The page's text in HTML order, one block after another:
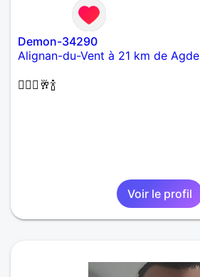
Demon-34290
Alignan-du-Vent à 21 km de Agde
🤷🏽‍♂️🥂🍾
Voir le profil